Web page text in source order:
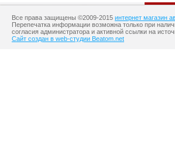
Все права защищены ©2009-2015 интернет магазин
Перепечатка информации возможна только при
согласия администратора и активной ссылки на
Сайт создан в web-студии Beatom.net